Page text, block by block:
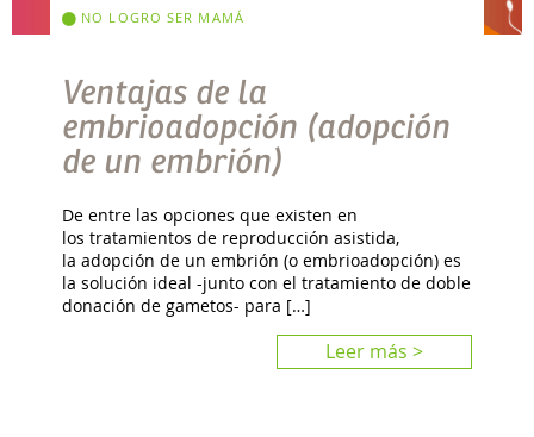
NO LOGRO SER MAMÁ
Ventajas de la
embrioadopción (adopción
de un embrión)
De entre las opciones que existen en
los tratamientos de reproducción asistida,
la adopción de un embrión (o embrioadopción) es
la solución ideal -junto con el tratamiento de doble
donación de gametos- para […]
Leer más >